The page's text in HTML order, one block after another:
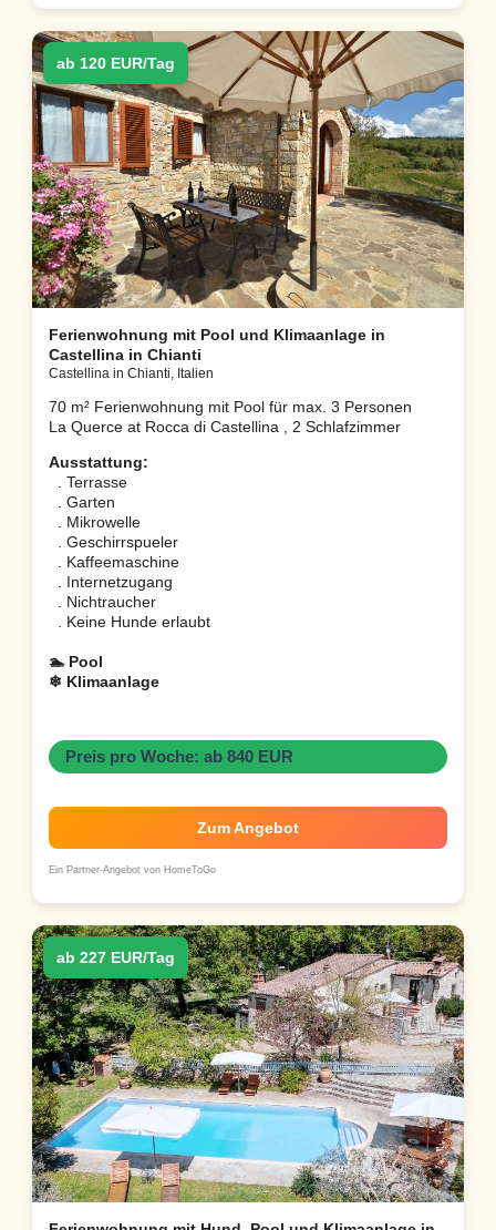
ab 120 EUR/Tag
Ferienwohnung mit Pool und Klimaanlage in
Castellina in Chianti
Castellina in Chianti, Italien
70 m² Ferienwohnung mit Pool für max. 3 Personen
La Querce at Rocca di Castellina , 2 Schlafzimmer
Ausstattung:
. Terrasse
. Garten
. Mikrowelle
. Geschirrspueler
. Kaffeemaschine
. Internetzugang
. Nichtraucher
. Keine Hunde erlaubt
🏊 Pool
❄ Klimaanlage
Preis pro Woche: ab 840 EUR
Zum Angebot
Ein Partner-Angebot von HomeToGo
ab 227 EUR/Tag